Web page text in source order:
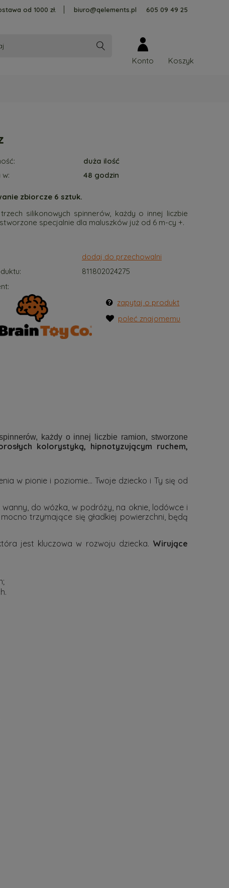
od 1000 zł. biuro@qelements.pl 605 09 49 25
Konto
duża ilość
w:
48 godzin
zbiorcze 6 sztuk.
silikonowych spinnerów, każdy o innej liczbie
specjalnie dla maluszków już od 6 m-cy +.
dodaj do przechowalni
811802024275
zapytaj o produkt
poleć znajomemu
każdy o innej liczbie ramion, stworzone
kolorystyką, hipnotyzującym ruchem,
w pionie i poziomie... Twoje dziecko i Ty się od
do wózka, w podróży, na oknie, lodówce i
trzymające się gładkiej powierzchni, będą
jest kluczowa w rozwoju dziecka. Wirujące